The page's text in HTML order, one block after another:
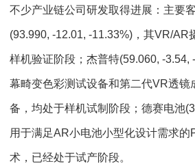
不少产业链公司研发取得进展：主要
(93.990, -12.01, -11.33%)，其VR/AR
样机验证阶段；杰普特(59.060, -3.54,
幕畸变色彩测试设备和第二代VR透镜
备，均处于样机试制阶段；德赛电池
用于满足AR小电池小型化设计需求的
术，已经处于试产阶段。